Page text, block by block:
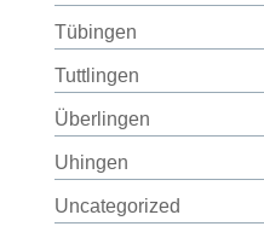
Tübingen
Tuttlingen
Überlingen
Uhingen
Uncategorized